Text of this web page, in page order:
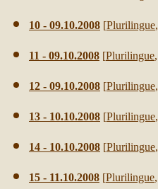
10 - 09.10.2008 [Plurilingue,
11 - 09.10.2008 [Plurilingue,
12 - 09.10.2008 [Plurilingue,
13 - 10.10.2008 [Plurilingue,
14 - 10.10.2008 [Plurilingue,
15 - 11.10.2008 [Plurilingue,